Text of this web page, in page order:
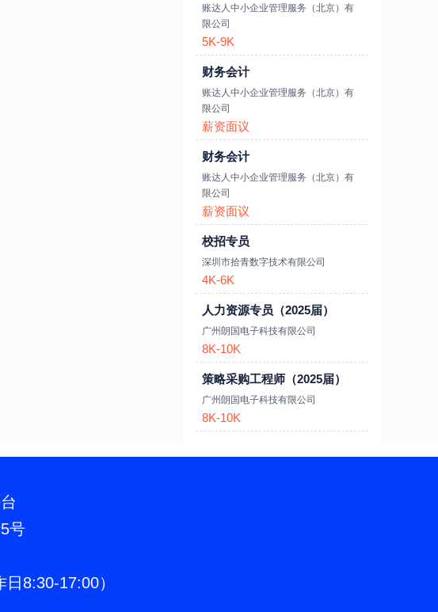
账达人中小企业管理服务（北京）有
限公司
5K-9K
财务会计
账达人中小企业管理服务（北京）有
限公司
薪资面议
财务会计
账达人中小企业管理服务（北京）有
限公司
薪资面议
校招专员
深圳市拾青数字技术有限公司
4K-6K
人力资源专员（2025届）
广州朗国电子科技有限公司
8K-10K
策略采购工程师（2025届）
广州朗国电子科技有限公司
8K-10K
号
8:30-17:00）